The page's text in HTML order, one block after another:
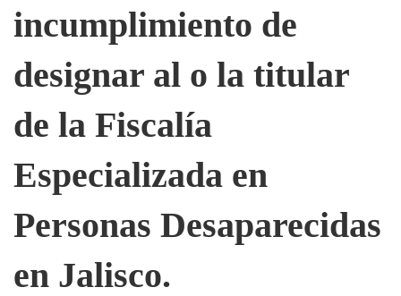
ante
el
incumplimiento
de
designar
incumplimiento de
designar al o la titular
de la Fiscalía
Especializada en
Personas Desaparecidas
en Jalisco.